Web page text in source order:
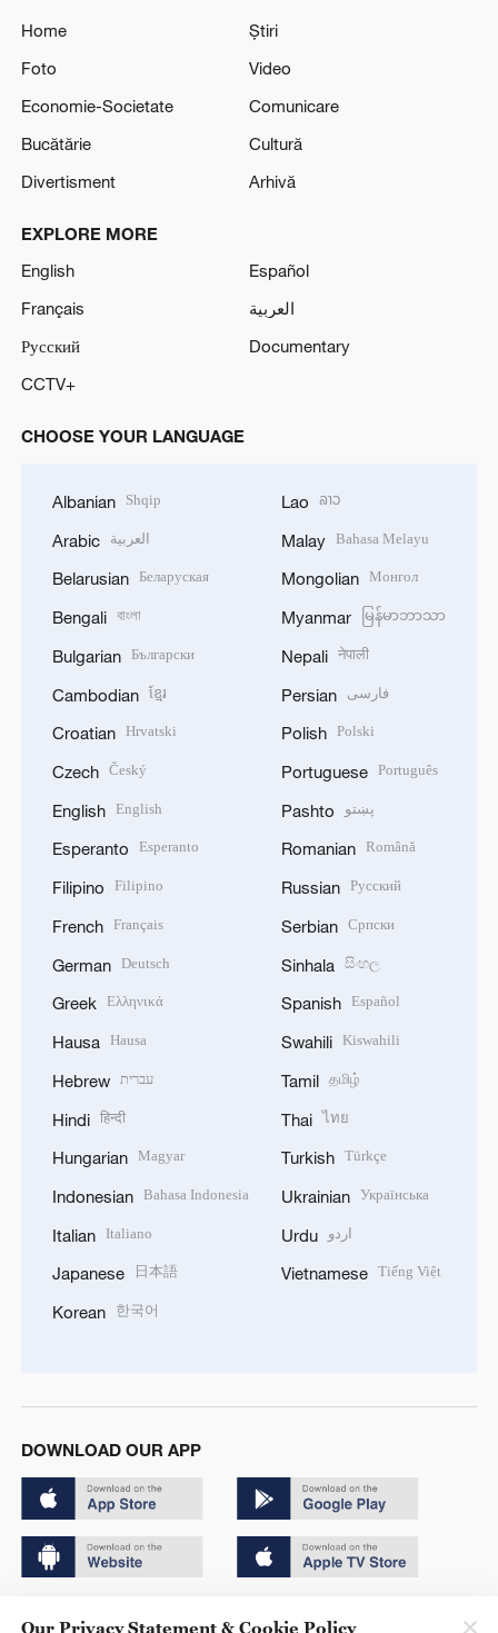
Home
Știri
Foto
Video
Economie-Societate
Comunicare
Bucătărie
Cultură
Divertisment
Arhivă
EXPLORE MORE
English
Español
Français
العربية
Русский
Documentary
CCTV+
CHOOSE YOUR LANGUAGE
Albanian Shqip
Arabic العربية
Belarusian Беларуская
Bengali বাংলা
Bulgarian Български
Cambodian ខ្មែរ
Croatian Hrvatski
Czech Český
English English
Esperanto Esperanto
Filipino Filipino
French Français
German Deutsch
Greek Ελληνικά
Hausa Hausa
Hebrew עברית
Hindi हिन्दी
Hungarian Magyar
Indonesian Bahasa Indonesia
Italian Italiano
Japanese 日本語
Korean 한국어
Lao ລາວ
Malay Bahasa Melayu
Mongolian Монгол
Myanmar မြန်မာဘာသာ
Nepali नेपाली
Persian فارسی
Polish Polski
Portuguese Português
Pashto پښتو
Romanian Română
Russian Русский
Serbian Српски
Sinhala සිංහල
Spanish Español
Swahili Kiswahili
Tamil தமிழ்
Thai ไทย
Turkish Türkçe
Ukrainian Українська
Urdu اردو
Vietnamese Tiếng Việt
DOWNLOAD OUR APP
Our Privacy Statement & Cookie Policy